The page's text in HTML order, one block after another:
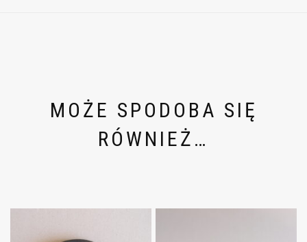
MOŻE SPODOBA SIĘ
RÓWNIEŻ…